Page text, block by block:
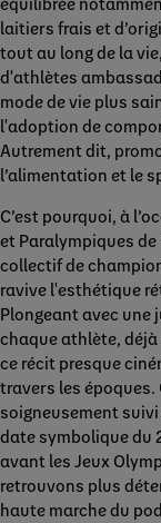
laitiers frais et
tout au long de la
d'athlètes
mode de vie plus
l'adoption de
Autrement dit,
l’alimentation et le
C’est pourquoi, à
et Paralympiques
collectif de
ravive l'esthétique
Plongeant avec une
chaque athlète,
ce récit presque
travers les époques.
soigneusement
date symbolique du
avant les Jeux
retrouvons plus
haute marche du